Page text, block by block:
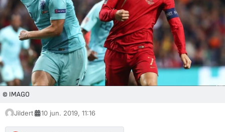
© IMAGO
Jildert 10 jun. 2019, 11:16